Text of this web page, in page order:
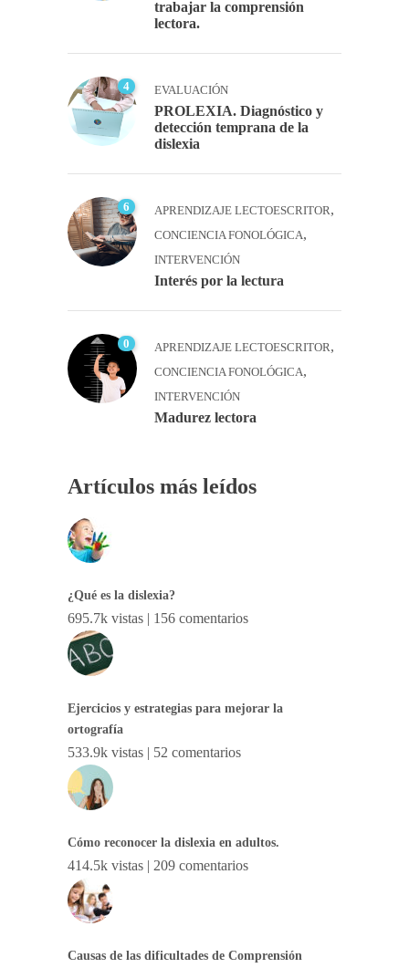
trabajar la comprensión
lectora.
4 EVALUACIÓN
PROLEXIA. Diagnóstico y
detección temprana de la
dislexia
6 APRENDIZAJE LECTOESCRITOR,
CONCIENCIA FONOLÓGICA,
INTERVENCIÓN
Interés por la lectura
0 APRENDIZAJE LECTOESCRITOR,
CONCIENCIA FONOLÓGICA,
INTERVENCIÓN
Madurez lectora
Artículos más leídos
¿Qué es la dislexia?
695.7k vistas | 156 comentarios
Ejercicios y estrategias para mejorar la
ortografía
533.9k vistas | 52 comentarios
Cómo reconocer la dislexia en adultos.
414.5k vistas | 209 comentarios
Causas de las dificultades de Comprensión